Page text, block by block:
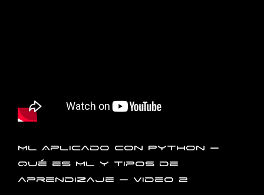
ML Aplicado con Python –
Qué es ML y tipos de
aprendizaje – Video 2